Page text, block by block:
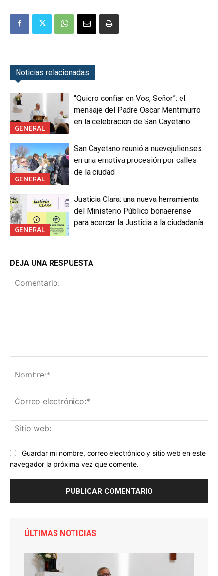
Noticias relacionadas
GENERAL
“Quiero confiar en Vos, Señor”: el
mensaje del Padre Oscar Mentimurro
en la celebración de San Cayetano
GENERAL
San Cayetano reunió a nuevejulienses
en una emotiva procesión por calles
de la ciudad
GENERAL
Justicia Clara: una nueva herramienta
del Ministerio Público bonaerense
para acercar la Justicia a la ciudadanía
DEJA UNA RESPUESTA
Guardar mi nombre, correo electrónico y sitio web en este
navegador la próxima vez que comente.
ÚLTIMAS NOTICIAS